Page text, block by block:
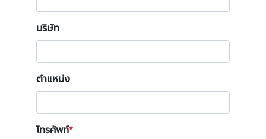
บริษัท
ตำแหน่ง
โทรศัพท์